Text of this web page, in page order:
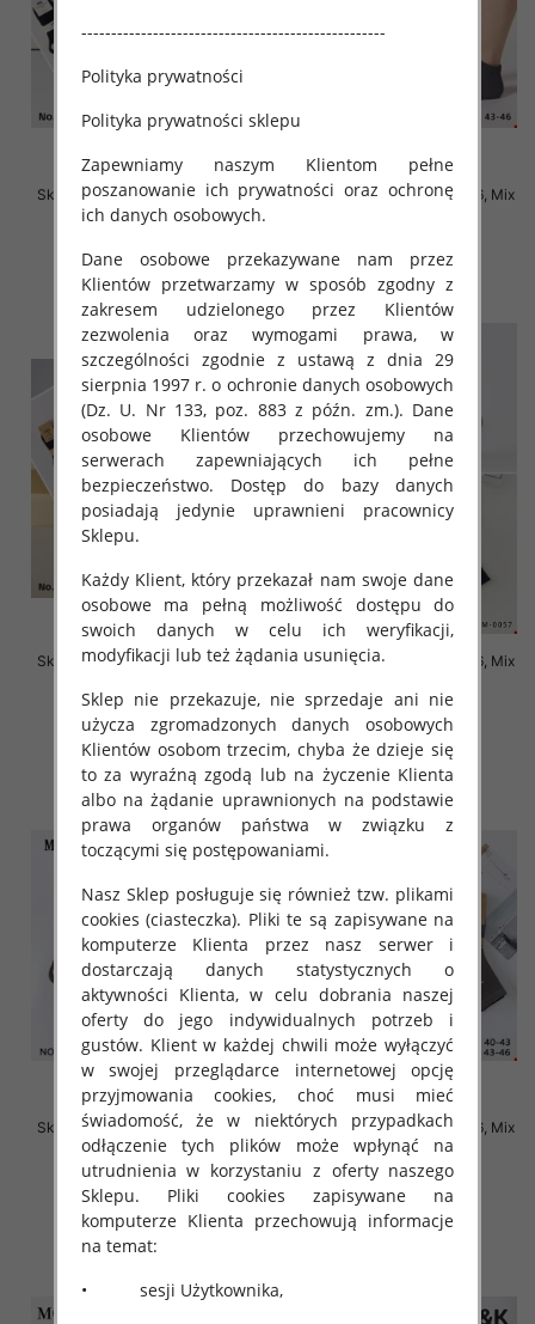
Skarpety męskie Roz 40-46, Mix
kolor Paczka 40 szt
2.20 zł
szczegóły
Skarpety męskie Roz 40-46, Mix
2.20 zł
szczegóły
Skarpety męskie Roz 40-46, Mix
2.20 zł
szczegóły
Skarpety męskie Roz 40-46, Mix
2.20 zł
szczegóły
Skarpety męskie Roz 40-46, Mix
kolor Paczka 40 szt
2.50 zł
szczegóły
Skarpety męskie Roz 40-46, Mix
kolor Paczka 40 szt
2.50 zł
szczegóły
---------------------------------------------------
Polityka prywatności
Polityka prywatności sklepu
Zapewniamy naszym Klientom pełne
poszanowanie ich prywatności oraz ochronę
ich danych osobowych.
Dane osobowe przekazywane nam przez
Klientów przetwarzamy w sposób zgodny z
zakresem udzielonego przez Klientów
zezwolenia oraz wymogami prawa, w
szczególności zgodnie z ustawą z dnia 29
sierpnia 1997 r. o ochronie danych osobowych
(Dz. U. Nr 133, poz. 883 z późn. zm.). Dane
osobowe Klientów przechowujemy na
serwerach zapewniających ich pełne
bezpieczeństwo. Dostęp do bazy danych
posiadają jedynie uprawnieni pracownicy
Sklepu.
Każdy Klient, który przekazał nam swoje dane
osobowe ma pełną możliwość dostępu do
swoich danych w celu ich weryfikacji,
modyfikacji lub też żądania usunięcia.
Sklep nie przekazuje, nie sprzedaje ani nie
użycza zgromadzonych danych osobowych
Klientów osobom trzecim, chyba że dzieje się
to za wyraźną zgodą lub na życzenie Klienta
albo na żądanie uprawnionych na podstawie
prawa organów państwa w związku z
toczącymi się postępowaniami.
Nasz Sklep posługuje się również tzw. plikami
cookies (ciasteczka). Pliki te są zapisywane na
komputerze Klienta przez nasz serwer i
dostarczają danych statystycznych o
aktywności Klienta, w celu dobrania naszej
oferty do jego indywidualnych potrzeb i
gustów. Klient w każdej chwili może wyłączyć
w swojej przeglądarce internetowej opcję
przyjmowania cookies, choć musi mieć
świadomość, że w niektórych przypadkach
odłączenie tych plików może wpłynąć na
utrudnienia w korzystaniu z oferty naszego
Sklepu. Pliki cookies zapisywane na
komputerze Klienta przechowują informacje
na temat:
• sesji Użytkownika,